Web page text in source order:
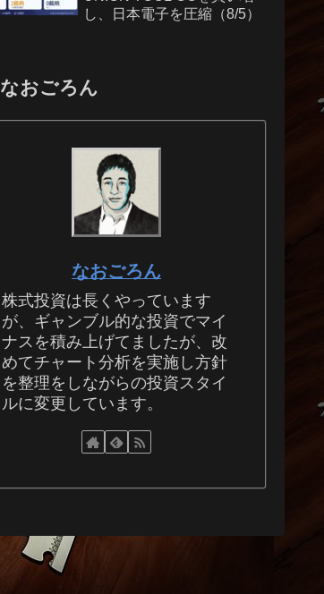
し、日本電子を圧縮（8/5）
なおごろん
なおごろん
株式投資は長くやっています
が、ギャンブル的な投資でマイ
ナスを積み上げてましたが、改
めてチャート分析を実施し方針
を整理をしながらの投資スタイ
ルに変更しています。